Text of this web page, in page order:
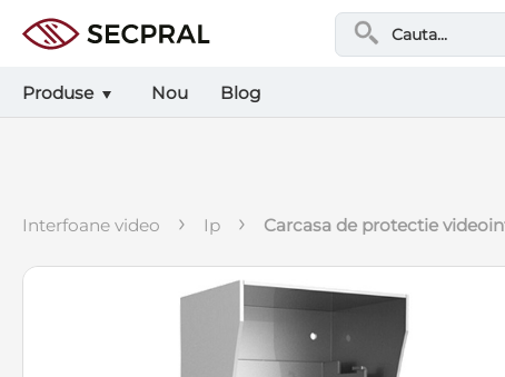
Produse Nou Blog
interfoane video › ip › carcasa de protectie